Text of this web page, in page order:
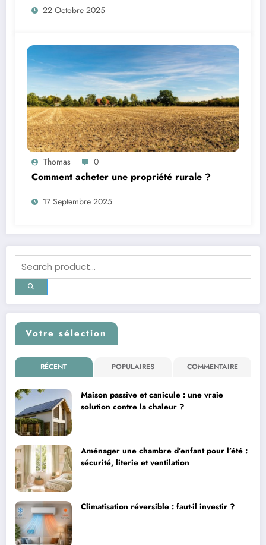
22 Octobre 2025
Thomas 0
Comment acheter une propriété rurale ?
17 Septembre 2025
Votre sélection
RÉCENT POPULAIRES COMMENTAIRE
Maison passive et canicule : une vraie
solution contre la chaleur ?
Aménager une chambre d’enfant pour l’été :
sécurité, literie et ventilation
Climatisation réversible : faut-il investir ?